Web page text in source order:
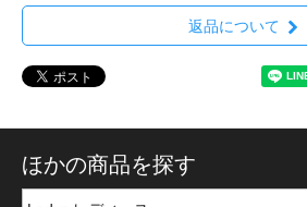
返品について
ほかの商品を探す